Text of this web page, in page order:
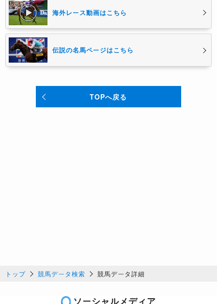
海外レース動画はこちら
伝説の名馬ページはこちら
TOPへ戻る
トップ 競馬データ検索 競馬データ詳細
ソーシャルメディア